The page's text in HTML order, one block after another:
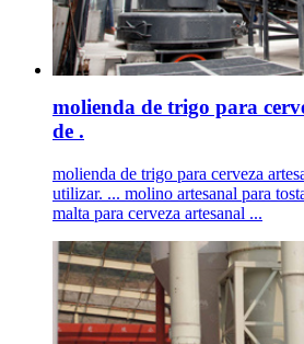
molienda de trigo para
de .
molienda de trigo para cerveza
utilizar. ... molino artesanal para
malta para cerveza artesanal ...